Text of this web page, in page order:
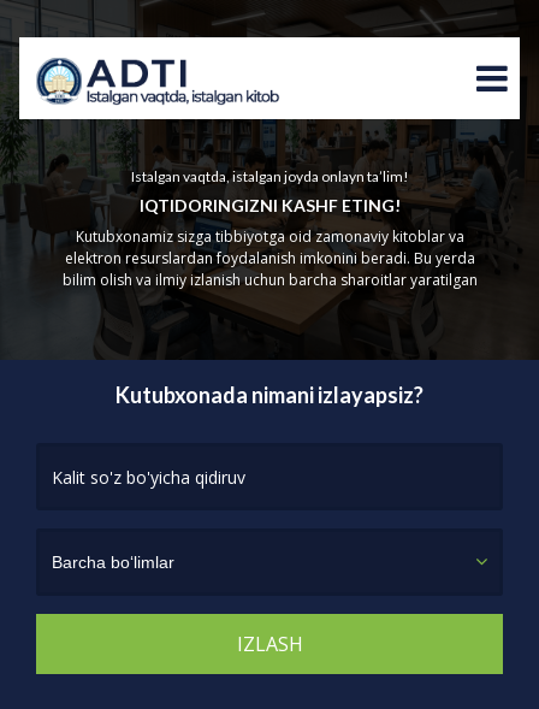
Istalgan vaqtda, istalgan joyda onlayn ta’lim!
IQTIDORINGIZNI KASHF ETING!
Kutubxonamiz sizga tibbiyotga oid zamonaviy kitoblar va
elektron resurslardan foydalanish imkonini beradi. Bu yerda
bilim olish va ilmiy izlanish uchun barcha sharoitlar yaratilgan
Kutubxonada nimani izlayapsiz?
Barcha bo‘limlar